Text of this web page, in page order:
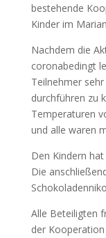
bestehende
Kinder im
Nachdem die
coronabedingt
Teilnehmer
durchführen zu
Temperaturen
und alle waren
Den Kindern
Die
Alle Beteiligten
der